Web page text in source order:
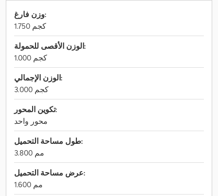
وزن فارغ:
1.750 كجم
الوزن الأقصى للحمولة:
1.000 كجم
الوزن الإجمالي:
3.000 كجم
تكوين المحور:
محور واحد
طول مساحة التحميل:
3.800 مم
عرض مساحة التحميل:
1.600 مم